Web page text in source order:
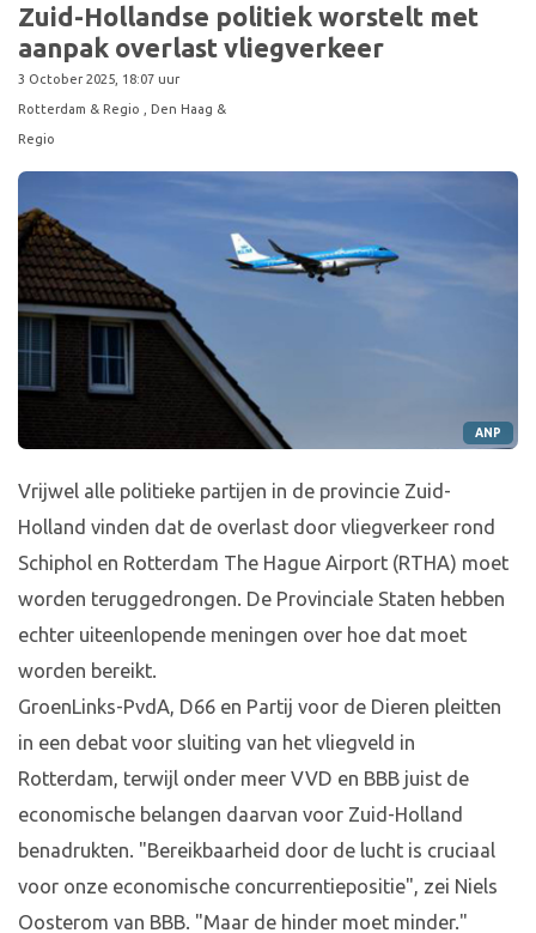
Zuid-Hollandse politiek worstelt met
aanpak overlast vliegverkeer
3 October 2025, 18:07 uur
Rotterdam & Regio , Den Haag &
Regio
ANP
Vrijwel alle politieke partijen in de provincie Zuid-
Holland vinden dat de overlast door vliegverkeer rond
Schiphol en Rotterdam The Hague Airport (RTHA) moet
worden teruggedrongen. De Provinciale Staten hebben
echter uiteenlopende meningen over hoe dat moet
worden bereikt.
GroenLinks-PvdA, D66 en Partij voor de Dieren pleitten
in een debat voor sluiting van het vliegveld in
Rotterdam, terwijl onder meer VVD en BBB juist de
economische belangen daarvan voor Zuid-Holland
benadrukten. "Bereikbaarheid door de lucht is cruciaal
voor onze economische concurrentiepositie", zei Niels
Oosterom van BBB. "Maar de hinder moet minder."